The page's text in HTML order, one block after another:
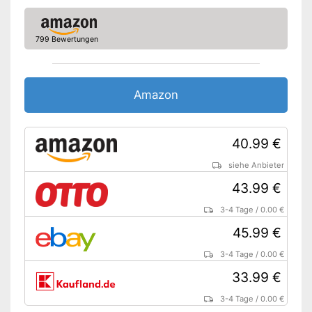
799 Bewertungen
Amazon
40.99 €
siehe Anbieter
43.99 €
3-4 Tage /0.00 €
45.99 €
3-4 Tage /0.00 €
33.99 €
3-4 Tage /0.00 €